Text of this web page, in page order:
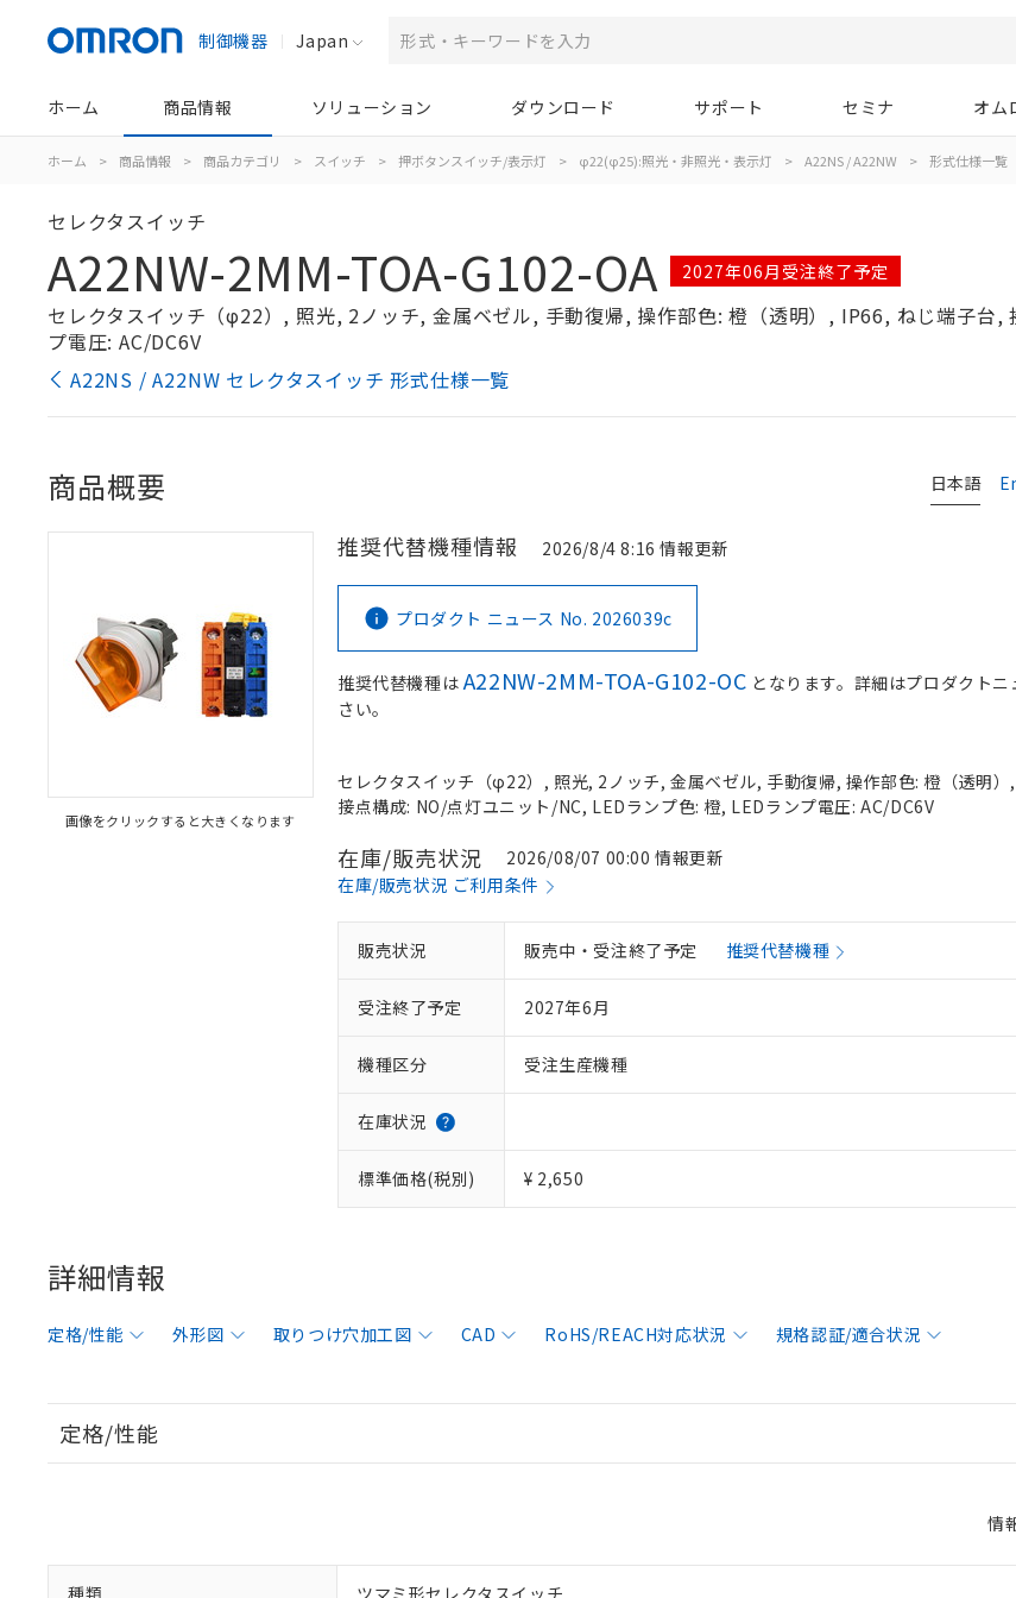
制御機器 Japan
ホーム 商品情報 ソリューション ダウンロード サポート セミナ オム
ホーム > 商品情報 > 商品カテゴリ > スイッチ > 押ボタンスイッチ/表示灯 > φ22(φ25):照光・非照光・表示灯 > A22NS / A22NW > 形式仕様一覧
セレクタスイッチ
A22NW-2MM-TOA-G102-OA 2027年06月受注終了予定
セレクタスイッチ（φ22）, 照光, 2ノッチ, 金属ベゼル, 手動復帰, 操作部色: 橙（透明）, IP66, ねじ端子台
プ電圧: AC/DC6V
A22NS / A22NW セレクタスイッチ 形式仕様一覧
日本語
商品概要
画像をクリックすると大きくなります
推奨代替機種情報 2026/8/4 8:16 情報更新
プロダクト ニュース No. 2026039c
推奨代替機種はA22NW-2MM-TOA-G102-OC となります。詳細はプロダクト
さい。
セレクタスイッチ（φ22）, 照光, 2ノッチ, 金属ベゼル, 手動復帰, 操作部色: 橙（透明
接点構成: NO/点灯ユニット/NC, LEDランプ色: 橙, LEDランプ電圧: AC/DC6V
在庫/販売状況
2026/08/07 00:00 情報更新
在庫/販売状況 ご利用条件
販売状況 販売中・受注終了予定 推奨代替機種
受注終了予定 2027年6月
機種区分 受注生産機種
在庫状況
標準価格(税別) ¥ 2,650
詳細情報
定格/性能 外形図 取りつけ穴加工図 CAD RoHS/REACH対応状況 規格認証/適合状況
定格/性能
情
種類 ツマミ形セレクタスイッチ